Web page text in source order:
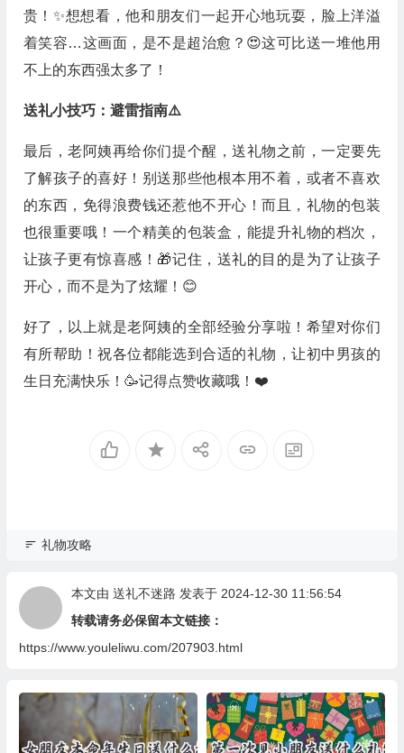
贵！✨想想看，他和朋友们一起开心地玩耍，脸上洋溢
着笑容…这画面，是不是超治愈？😍这可比送一堆他用
不上的东西强太多了！
送礼小技巧：避雷指南⚠️
最后，老阿姨再给你们提个醒，送礼物之前，一定要先
了解孩子的喜好！别送那些他根本用不着，或者不喜欢
的东西，免得浪费钱还惹他不开心！而且，礼物的包装
也很重要哦！一个精美的包装盒，能提升礼物的档次，
让孩子更有惊喜感！🎁记住，送礼的目的是为了让孩子
开心，而不是为了炫耀！😊
好了，以上就是老阿姨的全部经验分享啦！希望对你们
有所帮助！祝各位都能选到合适的礼物，让初中男孩的
生日充满快乐！🥳记得点赞收藏哦！❤️
礼物攻略
本文由 送礼不迷路 发表于 2024-12-30 11:56:54
转载请务必保留本文链接：
https://www.youleliwu.com/207903.html